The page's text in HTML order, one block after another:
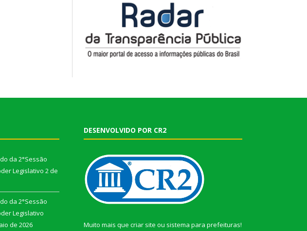
da 2°Sessão
Legislativo 2 de
da 2°Sessão
Legislativo
de 2026
DESENVOLVIDO POR CR2
Muito mais que criar site ou sistema para prefeituras!